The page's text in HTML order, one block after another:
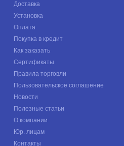
Доставка
Установка
Оплата
Покупка в кредит
Как заказать
Сертификаты
Правила торговли
Пользовательское соглашение
Новости
Полезные статьи
О компании
Юр. лицам
Контакты